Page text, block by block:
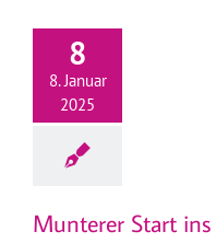
8
8. Januar
2025
Munterer Start ins